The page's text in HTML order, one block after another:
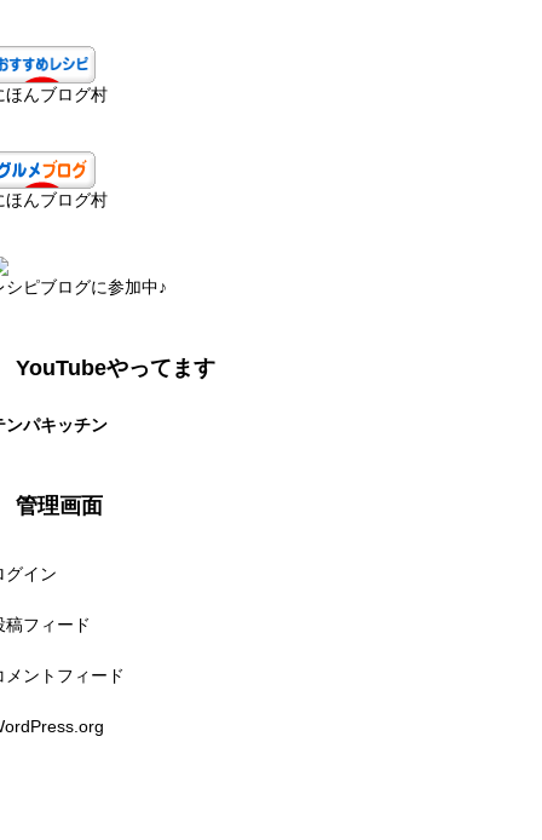
ほんブログ村
ほんブログ村
シピブログに参加中♪
YouTubeやってます
ンパキッチン
管理画面
グイン
稿フィード
メントフィード